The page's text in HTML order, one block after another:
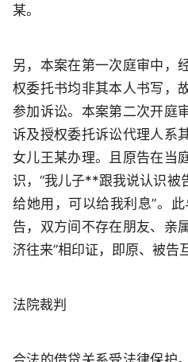
某。
另，本案在第一次庭审中，
权委托书均非其本人书写，
参加诉讼。本案第二次开庭
诉及授权委托诉讼代理人系
女儿王某办理。且原告在当
识，“我儿子**跟我说认识被
给她用，可以给我利息”。
告，双方间不存在朋友、亲
济往来”相印证，即原、被告
法院裁判